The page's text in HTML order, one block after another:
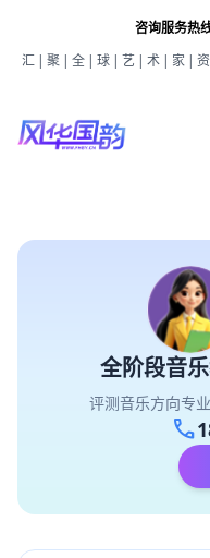
咨询服务热
汇|聚|全|球|艺|术|家|
全阶段音
评测音乐方向专
call